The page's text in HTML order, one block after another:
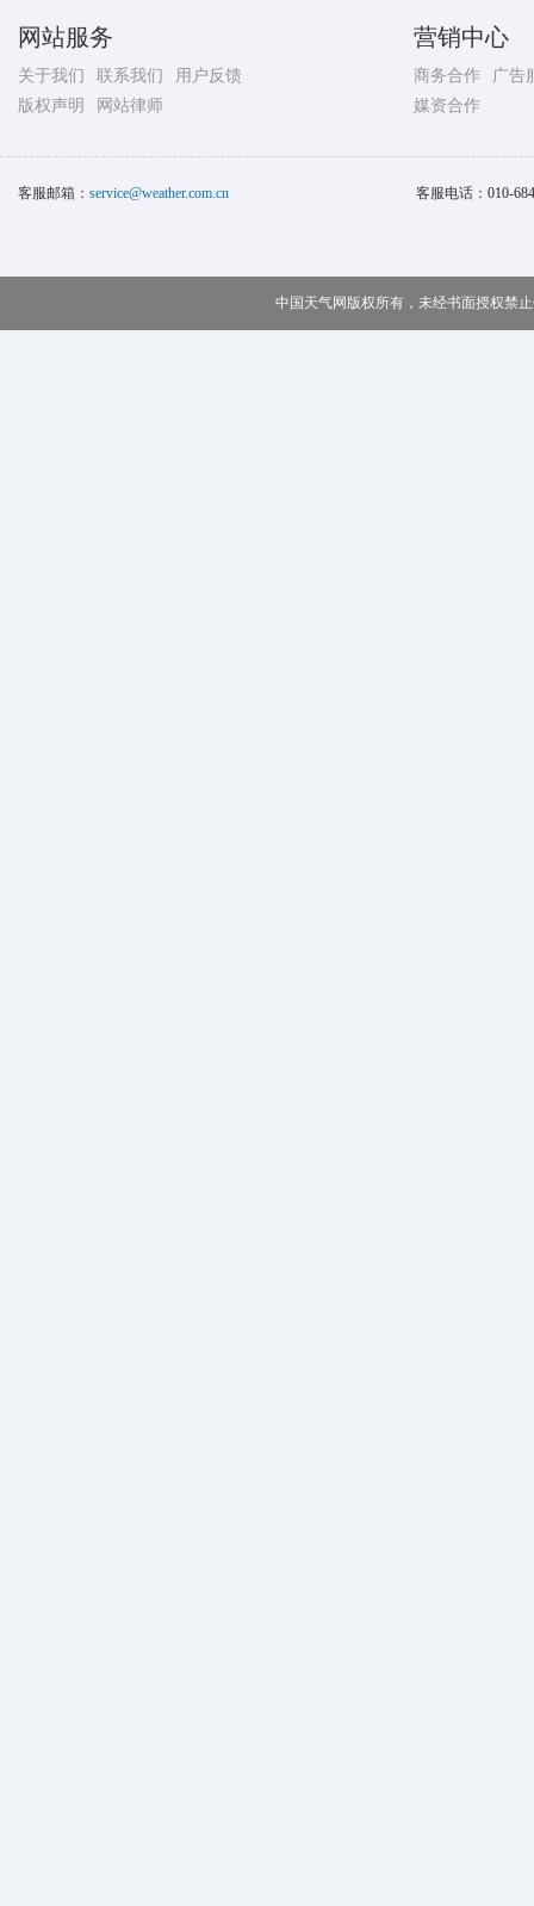
网站服务
关于我们 联系我们
用户反馈
版权声明
网站律师
营销中心
商务合作
广告
媒资合作
客服邮箱： service@weather.com.cn 客服电话： 010-
中国天气网版权所有，未经书面授权